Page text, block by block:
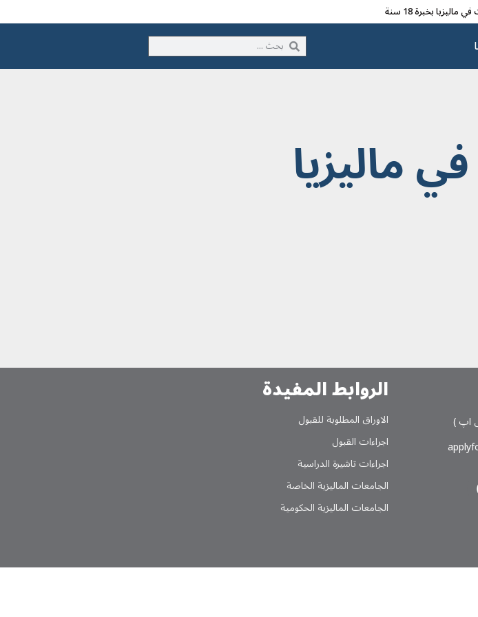
بخبرة 18 سنة
ماليزيا
الروابط المفیدة
الاوراق المطلوبة للقبول
اجراءات القبول
اجراءات تاشیرة الدراسیة
الجامعات المالیزیة الخاصة
الجامعات المالیزیة الحکومیة